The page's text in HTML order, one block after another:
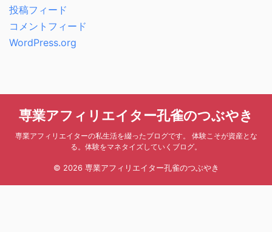
投稿フィード
コメントフィード
WordPress.org
専業アフィリエイター孔雀のつぶやき
専業アフィリエイターの私生活を綴ったブログです。 体験こそが資産とな
る。体験をマネタイズしていくブログ。
© 2026 専業アフィリエイター孔雀のつぶやき